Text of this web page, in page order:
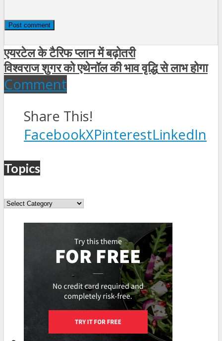
एयरटेल के टैरिफ प्लान में बढ़ोतरी
विश्वराज शुगर को एथेनॉल की भाव वृद्धि से लाभ होगा
Comment
Share This!
FacebookXPinterestLinkedIn
Topics
Topics